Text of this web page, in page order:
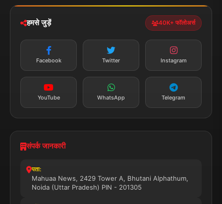
न्यूज़ अलर्ट
सब्सक्राइब करें
हमसे जुड़ें 40K+ फॉलोअर्स
Facebook Twitter Instagram
YouTube WhatsApp Telegram
संपर्क जानकारी
पता:
Mahuaa News, 2429 Tower A, Bhutani Alphathum,
Noida (Uttar Pradesh) PIN - 201305